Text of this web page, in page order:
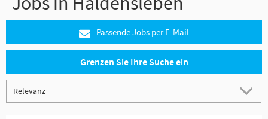
Passende Jobs per E-Mail
Grenzen Sie Ihre Suche ein